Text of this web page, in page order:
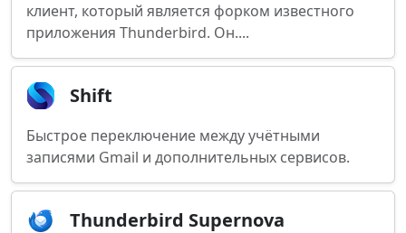
клиент, который является форком известного
приложения Thunderbird. Он....
Shift
Быстрое переключение между учётными
записями Gmail и дополнительных сервисов.
Thunderbird Supernova